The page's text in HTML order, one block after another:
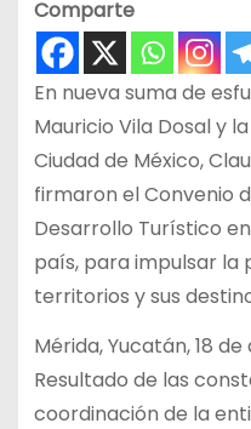
Comparte
En nueva suma de
Mauricio Vila Dosal y
Ciudad de México,
firmaron el Convenio
Desarrollo Turístico
país, para impulsar la
territorios y sus
Mérida, Yucatán, 18
Resultado de las
coordinación de la